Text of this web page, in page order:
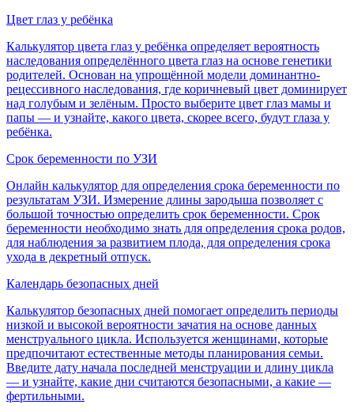
Цвет глаз у ребёнка
Калькулятор цвета глаз у ребёнка определяет вероятность
наследования определённого цвета глаз на основе генетики
родителей. Основан на упрощённой модели доминантно-
рецессивного наследования, где коричневый цвет доминирует
над голубым и зелёным. Просто выберите цвет глаз мамы и
папы — и узнайте, какого цвета, скорее всего, будут глаза у
ребёнка.
Срок беременности по УЗИ
Онлайн калькулятор для определения срока беременности по
результатам УЗИ. Измерение длины зародыша позволяет с
большой точностью определить срок беременности. Срок
беременности необходимо знать для определения срока родов,
для наблюдения за развитием плода, для определения срока
ухода в декретный отпуск.
Календарь безопасных дней
Калькулятор безопасных дней помогает определить периоды
низкой и высокой вероятности зачатия на основе данных
менструального цикла. Используется женщинами, которые
предпочитают естественные методы планирования семьи.
Введите дату начала последней менструации и длину цикла
— и узнайте, какие дни считаются безопасными, а какие —
фертильными.